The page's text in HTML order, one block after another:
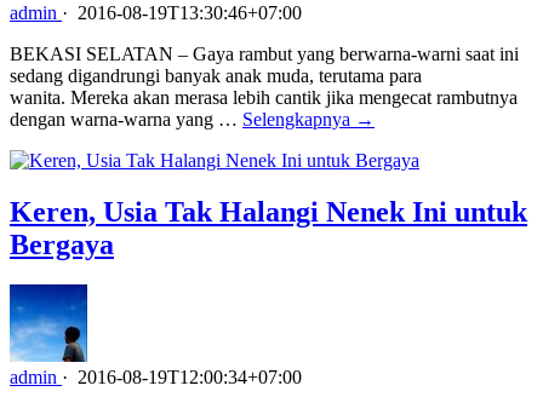
admin · 2016-08-19T13:30:46+07:00
BEKASI SELATAN – Gaya rambut yang berwarna-warni saat ini
sedang digandrungi banyak anak muda, terutama para
wanita. Mereka akan merasa lebih cantik jika mengecat rambutnya
dengan warna-warna yang … Selengkapnya →
Keren, Usia Tak Halangi Nenek Ini untuk
Bergaya
admin · 2016-08-19T12:00:34+07:00